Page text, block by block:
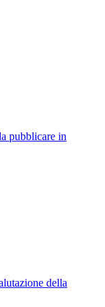
pubblicare in
della